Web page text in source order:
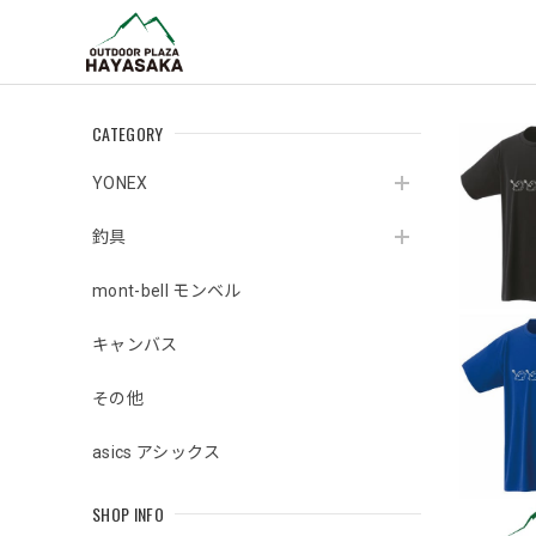
CATEGORY
YONEX
釣具
mont-bell モンベル
キャンバス
その他
asics アシックス
SHOP INFO